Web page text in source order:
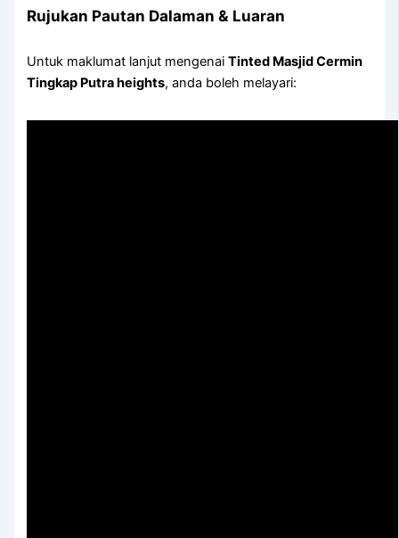
Rujukan Pautan Dalaman & Luaran
Untuk maklumat lanjut mengenaiTinted Masjid Cermin
Tingkap Putra heights, anda boleh melayari: